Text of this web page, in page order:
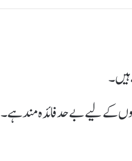
کے لیے بے حد فائدہ مند ہے۔